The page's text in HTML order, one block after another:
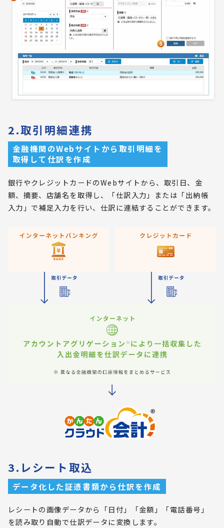
2.取引明細連携
金融機関のWebサイトから取引明細を
取得して仕訳を作成
銀行やクレジットカードのWebサイトから、取引日、金
額、摘要、店舗名を取得し、「仕訳入力」または「出納帳
入力」で補足入力を行い、仕訳に連結することができます。
3.レシート取込
データ化した証憑書類から仕訳を作成
レシートの画像データから「日付」「金額」「電話番号」
を読み取り自動で仕訳データに変換します。